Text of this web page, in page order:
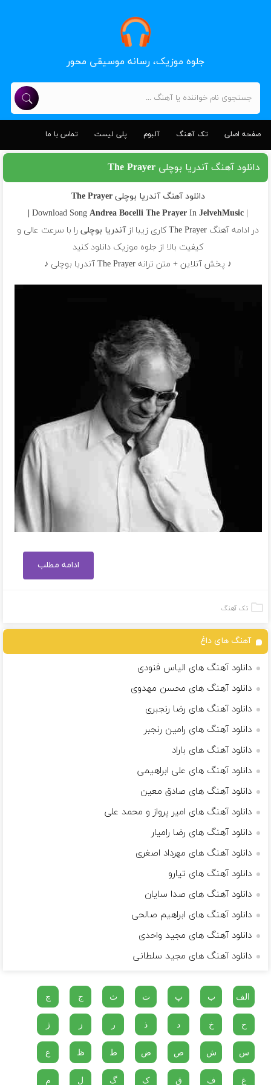
جلوه موزیک، رسانه موسیقی محور
صفحه اصلی تک آهنگ آلبوم پلی لیست تماس با ما
دانلود آهنگ آندریا بوچلی The Prayer
دانلود آهنگ آندریا بوچلی The Prayer
| Download Song
Andrea Bocelli The Prayer InJelvehMusic |
در ادامه آهنگ The Prayer کاری زیبا از
آندریا بوچلیرا با سرعت عالی و
کیفیت بالا از جلوه موزیک دانلود کنید
♪ پخش آنلاین + متن ترانه The Prayer آندریا بوچلی ♪
ادامه مطلب
تک آهنگ
آهنگ های داغ
دانلود آهنگ های الیاس فنودی
دانلود آهنگ های محسن مهدوی
دانلود آهنگ های رضا رنجبری
دانلود آهنگ های رامین رنجبر
دانلود آهنگ های باراد
دانلود آهنگ های علی ابراهیمی
دانلود آهنگ های صادق معین
دانلود آهنگ های امیر پرواز و محمد علی
دانلود آهنگ های رضا رامیار
دانلود آهنگ های مهرداد اصغری
دانلود آهنگ های تیارو
دانلود آهنگ های صدا سایان
دانلود آهنگ های ابراهیم صالحی
دانلود آهنگ های مجید واحدی
دانلود آهنگ های مجید سلطانی
الف ب پ ت ث ج چ
ح خ د ذ ر ز ژ
س ش ص ض ط ظ ع
غ ف ق ک گ ل م